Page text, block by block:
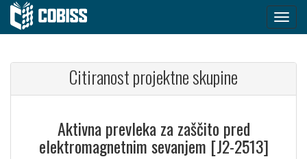
Citiranost projektne skupine
Aktivna prevleka za zaščito pred
elektromagnetnim sevanjem [J2-2513]